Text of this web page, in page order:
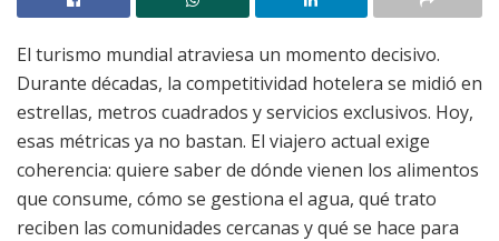
El turismo mundial atraviesa un momento decisivo.
Durante décadas, la competitividad hotelera se midió en
estrellas, metros cuadrados y servicios exclusivos. Hoy,
esas métricas ya no bastan. El viajero actual exige
coherencia: quiere saber de dónde vienen los alimentos
que consume, cómo se gestiona el agua, qué trato
reciben las comunidades cercanas y qué se hace para